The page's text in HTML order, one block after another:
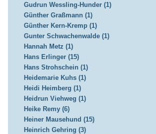
Gudrun Wessling-Hunder (1)
Günther Graßmann (1)
Günther Kern-Kremp (1)
Gunter Schwachenwalde (1)
Hannah Metz (1)
Hans Erlinger (15)
Hans Strohschein (1)
Heidemarie Kuhs (1)
Heidi Heimberg (1)
Heidrun Viehweg (1)
Heike Remy (6)
Heiner Mausehund (15)
Heinrich Gehring (3)